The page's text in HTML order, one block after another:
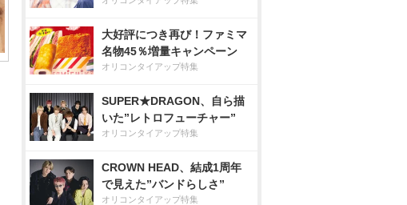
大好評につき再び！ファミマ
名物45％増量キャンペーン
オリコンタイアップ特集
SUPER★DRAGON、自ら描
いた”レトロフューチャー”
オリコンタイアップ特集
CROWN HEAD、結成1周年
で見えた”バンドらしさ”
オリコンタイアップ特集